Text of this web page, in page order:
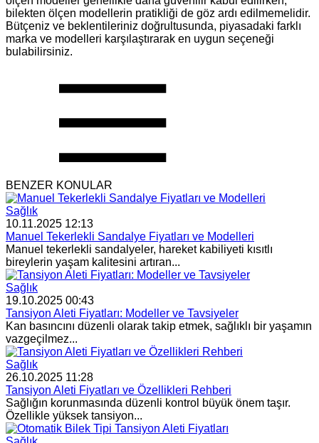
bilekten ölçen modellerin pratikliği de göz ardı edilmemelidir.
Bütçeniz ve beklentileriniz doğrultusunda, piyasadaki farklı
marka ve modelleri karşılaştırarak en uygun seçeneği
bulabilirsiniz.
BENZER KONULAR
Sağlık
10.11.2025 12:13
Manuel Tekerlekli Sandalye Fiyatları ve Modelleri
Manuel tekerlekli sandalyeler, hareket kabiliyeti kısıtlı
bireylerin yaşam kalitesini artıran...
Sağlık
19.10.2025 00:43
Tansiyon Aleti Fiyatları: Modeller ve Tavsiyeler
Kan basıncını düzenli olarak takip etmek, sağlıklı bir yaşamın
vazgeçilmez...
Sağlık
26.10.2025 11:28
Tansiyon Aleti Fiyatları ve Özellikleri Rehberi
Sağlığın korunmasında düzenli kontrol büyük önem taşır.
Özellikle yüksek tansiyon...